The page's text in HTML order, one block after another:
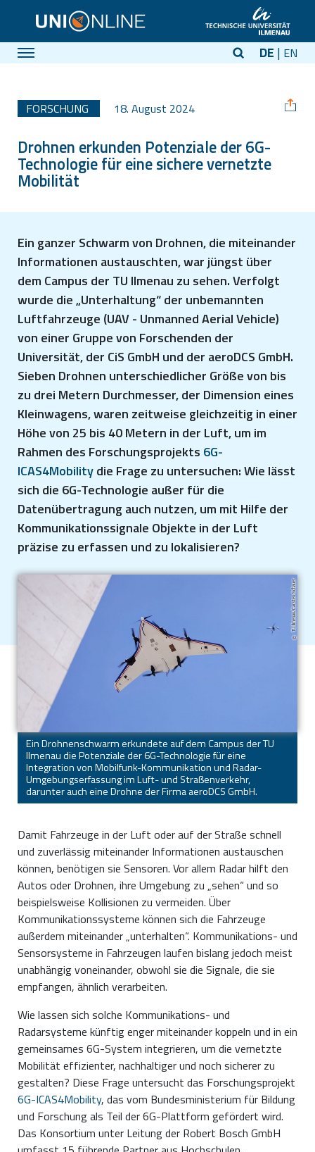
DE EN
FORSCHUNG 18. August 2024
Drohnen erkunden Potenziale der 6G-
Technologie für eine sichere vernetzte
Mobilität
Ein ganzer Schwarm von Drohnen, die miteinander
Informationen austauschten, war jüngst über
dem Campus der TU Ilmenau zu sehen. Verfolgt
wurde die „Unterhaltung“ der unbemannten
Luftfahrzeuge (UAV - Unmanned Aerial Vehicle)
von einer Gruppe von Forschenden der
Universität, der CiS GmbH und der aeroDCS GmbH.
Sieben Drohnen unterschiedlicher Größe von bis
zu drei Metern Durchmesser, der Dimension eines
Kleinwagens, waren zeitweise gleichzeitig in einer
Höhe von 25 bis 40 Metern in der Luft, um im
Rahmen des Forschungsprojekts 6G-
ICAS4Mobilitydie Frage zu untersuchen: Wie lässt
sich die 6G-Technologie außer für die
Datenübertragung auch nutzen, um mit Hilfe der
Kommunikationssignale Objekte in der Luft
präzise zu erfassen und zu lokalisieren?
TU Ilmenau/Carsten Schauer
Ein Drohnenschwarm erkundete auf dem Campus der TU
Ilmenau die Potenziale der 6G-Technologie für eine
Integration von Mobilfunk-Kommunikation und Radar-
Umgebungserfassung im Luft- und Straßenverkehr,
darunter auch eine Drohne der Firma aeroDCS GmbH.
Damit Fahrzeuge in der Luft oder auf der Straße schnell
und zuverlässig miteinander Informationen austauschen
können, benötigen sie Sensoren. Vor allem Radar hilft den
Autos oder Drohnen, ihre Umgebung zu „sehen“ und so
beispielsweise Kollisionen zu vermeiden. Über
Kommunikationssysteme können sich die Fahrzeuge
außerdem miteinander „unterhalten“. Kommunikations- und
Sensorsysteme in Fahrzeugen laufen bislang jedoch meist
unabhängig voneinander, obwohl sie die Signale, die sie
empfangen, ähnlich verarbeiten.
Wie lassen sich solche Kommunikations- und
Radarsysteme künftig enger miteinander koppeln und in ein
gemeinsames 6G-System integrieren, um die vernetzte
Mobilität effizienter, nachhaltiger und noch sicherer zu
gestalten? Diese Frage untersucht das Forschungsprojekt
6G-ICAS4Mobility, das vom Bundesministerium für Bildung
und Forschung als Teil der 6G-Plattform gefördert wird.
Das Konsortium unter Leitung der Robert Bosch GmbH